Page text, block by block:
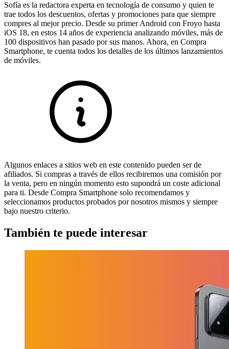
Sofía es la redactora experta en tecnología de consumo y quien te
trae todos los descuentos, ofertas y promociones para que siempre
compres al mejor precio. Desde su primer Android con Froyo hasta
iOS 18, en estos 14 años de experiencia analizando móviles, más de
100 dispositivos han pasado por sus manos. Ahora, en Compra
Smartphone, te cuenta todos los detalles de los últimos lanzamientos
de móviles.
Algunos enlaces a sitios web en este contenido pueden ser de
afiliados. Si compras a través de ellos recibiremos una comisión por
la venta, pero en ningún momento esto supondrá un coste adicional
para ti. Desde Compra Smartphone solo recomendamos y
seleccionamos productos probados por nosotros mismos y siempre
bajo nuestro criterio.
También te puede interesar